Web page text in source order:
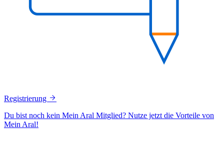
Registrierung
Du bist noch kein Mein Aral Mitglied? Nutze jetzt die Vorteile von
Mein Aral!